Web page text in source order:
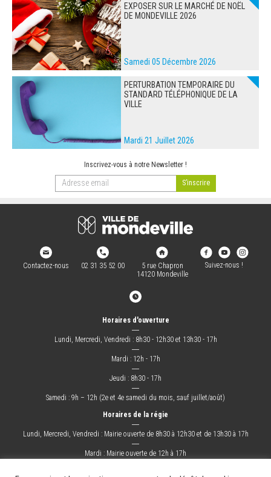
EXPOSER SUR LE MARCHÉ DE NOËL
DE MONDEVILLE 2026
Samedi 05 Décembre 2026
PERTURBATION TEMPORAIRE DU
STANDARD TÉLÉPHONIQUE DE LA
VILLE
Mardi 21 Juillet 2026
Inscrivez-vous à notre Newsletter !
Contactez-nous 02 31 35 52 00
5 rue Chapron
14120 Mondeville
Suivez-nous !
Horaires d'ouverture
―
Lundi, Mercredi, Vendredi : 8h30 - 12h30 et 13h30 - 17h
―
Mardi : 12h - 17h
―
Jeudi : 8h30 - 17h
―
Samedi : 9h – 12h (2e et 4e samedi du mois, sauf juillet/août)
Horaires de la régie
―
Lundi, Mercredi, Vendredi : Mairie ouverte de 8h30 à 12h30 et de 13h30 à 17h
―
Mardi : Mairie ouverte de 12h à 17h